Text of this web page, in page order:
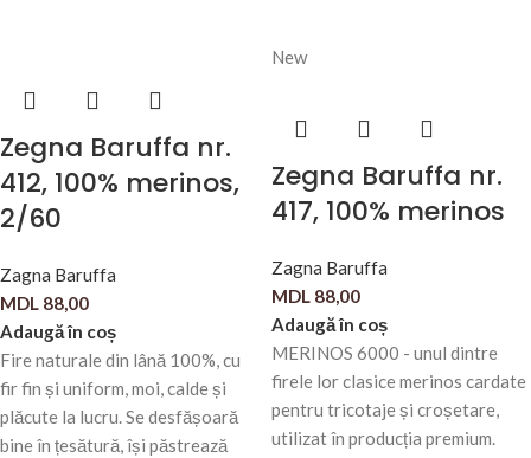
Zegna Baruffa nr.
412, 100% merinos,
2/60
Zagna Baruffa
MDL 88,00
Adaugă în coș
Fire naturale din lână 100%, cu
fir fin și uniform, moi, calde și
plăcute la lucru. Se desfășoară
bine în țesătură, își păstrează
New
Zegna Baruffa nr.
417, 100% merinos
Zagna Baruffa
MDL 88,00
Adaugă în coș
MERINOS 6000 - unul dintre
firele lor clasice merinos cardate
pentru tricotaje și croșetare,
utilizat în producția premium.